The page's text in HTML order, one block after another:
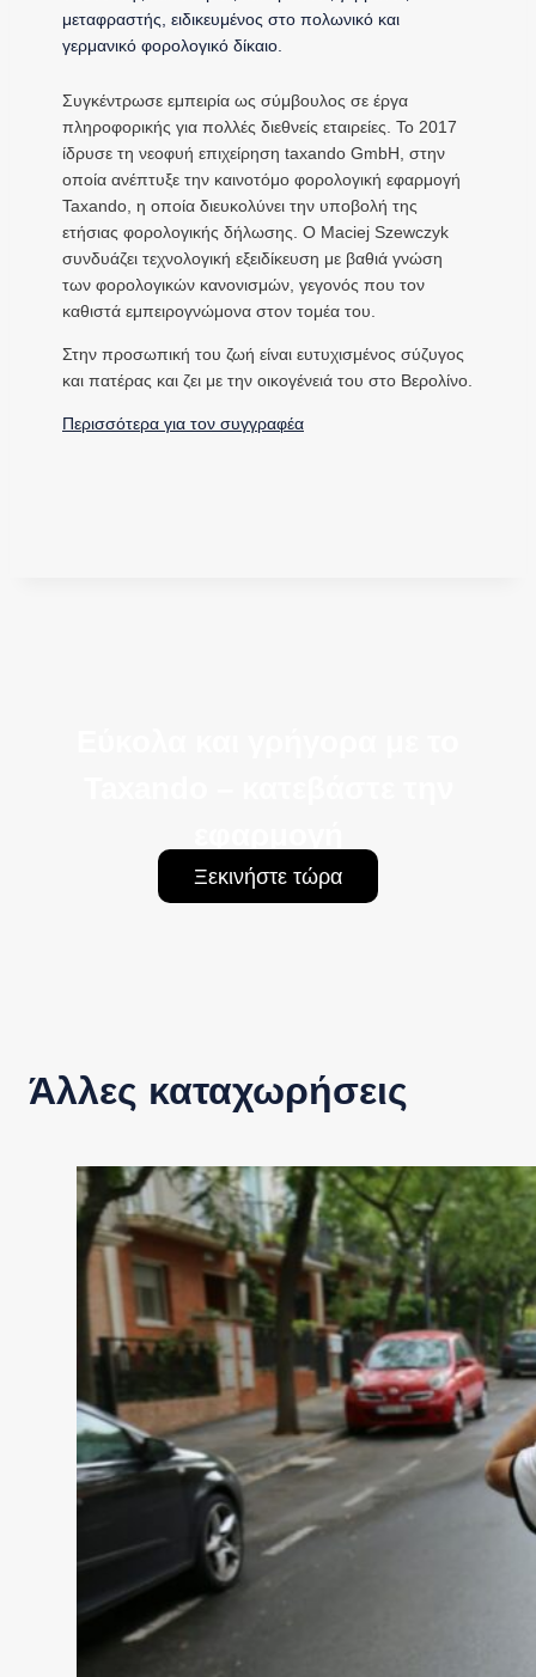
μεταφραστής, ειδικευμένος στο πολωνικό και
γερμανικό φορολογικό δίκαιο.
Συγκέντρωσε εμπειρία ως σύμβουλος σε έργα
πληροφορικής για πολλές διεθνείς εταιρείες. Το 2017
ίδρυσε τη νεοφυή επιχείρηση taxando GmbH, στην
οποία ανέπτυξε την καινοτόμο φορολογική εφαρμογή
Taxando, η οποία διευκολύνει την υποβολή της
ετήσιας φορολογικής δήλωσης. Ο Maciej Szewczyk
συνδυάζει τεχνολογική εξειδίκευση με βαθιά γνώση
των φορολογικών κανονισμών, γεγονός που τον
καθιστά εμπειρογνώμονα στον τομέα του.
Στην προσωπική του ζωή είναι ευτυχισμένος σύζυγος
και πατέρας και ζει με την οικογένειά του στο Βερολίνο.
Περισσότερα για τον συγγραφέα
Ξεκινήστε τώρα
Άλλες καταχωρήσεις